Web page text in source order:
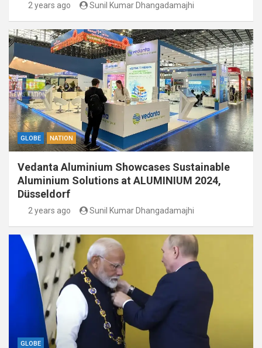
2 years ago Sunil Kumar Dhangadamajhi
GLOBE NATION
Vedanta Aluminium Showcases Sustainable
Aluminium Solutions at ALUMINIUM 2024,
Düsseldorf
2 years ago Sunil Kumar Dhangadamajhi
GLOBE